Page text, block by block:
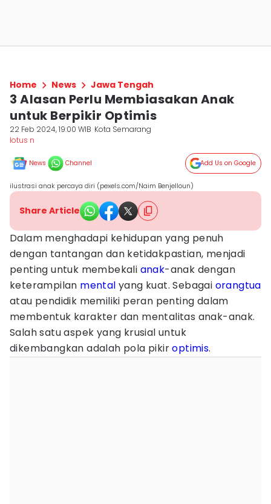
Home News Jawa Tengah
3 Alasan Perlu Membiasakan Anak
untuk Berpikir Optimis
22 Feb 2024, 19:00 WIB Kota Semarang
lotus n
News Channel Add Us on Google
ilustrasi anak percaya diri (pexels.com/Naim Benjelloun)
Share Article
Dalam menghadapi kehidupan yang penuh
dengan tantangan dan ketidakpastian, menjadi
penting untuk membekali anak-anak dengan
keterampilan mental yang kuat. Sebagai orangtua
atau pendidik memiliki peran penting dalam
membentuk karakter dan mentalitas anak-anak.
Salah satu aspek yang krusial untuk
dikembangkan adalah pola pikiroptimis.